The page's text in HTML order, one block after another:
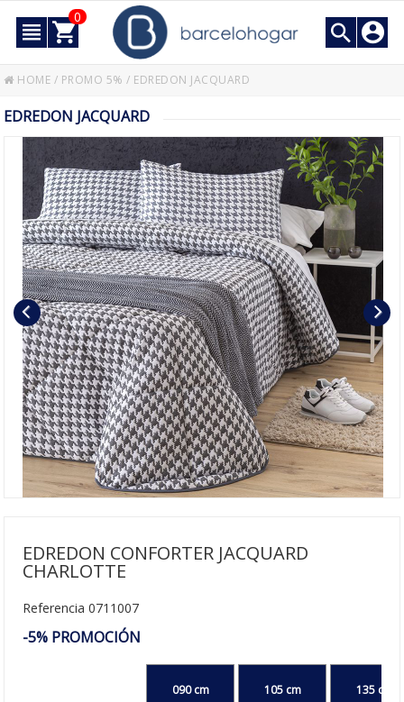
0
HOME / PROMO 5% / EDREDON JACQUARD
EDREDON JACQUARD
EDREDON CONFORTER JACQUARD
CHARLOTTE
Referencia 0711007
-5% PROMOCIÓN
090 cm 105 cm 135 cm